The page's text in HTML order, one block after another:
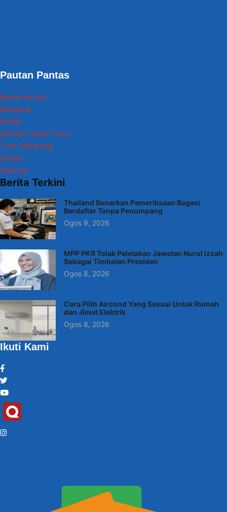
Pautan Pantas
Berita terkini
Nasional
Politik
ASEAN / Asia Timur
Tren Sekarang
Sukan
Hiburan
Berita Terkini
Thailand Benarkan Pemeriksaan Bagasi
Berdaftar Tanpa Penumpang
Ogos 9, 2026
MPP PKR Tolak Peletakan Jawatan Nurul Izzah
Sebagai Timbalan Presiden
Ogos 8, 2026
Cara Pilih Aircond Yang Sesuai Untuk Rumah
dan Jimat Elektrik
Ogos 8, 2026
Ikuti Kami